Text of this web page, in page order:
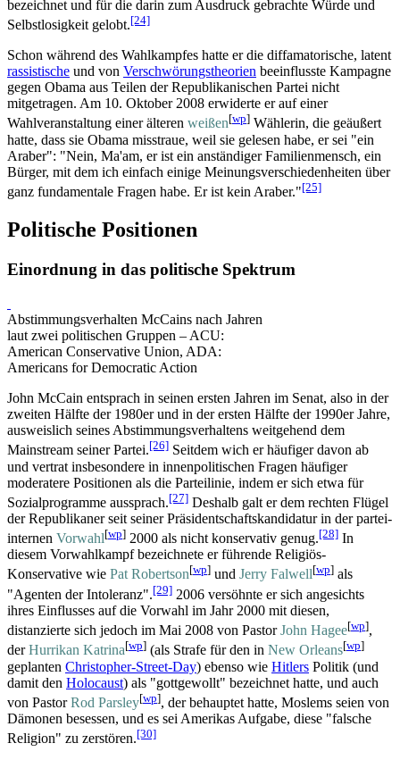
bezeichnet und für die darin zum Ausdruck gebrachte Würde und
Selbstlosigkeit gelobt.[24]
Schon während des Wahlkampfes hatte er die diffamatorische, latent
rassistische und von Verschwörungstheorien beeinflusste Kampagne
gegen Obama aus Teilen der Republikanischen Partei nicht
mitgetragen. Am 10. Oktober 2008 erwiderte er auf einer
Wahlveranstaltung einer älteren weißen[wp] Wählerin, die geäußert
hatte, dass sie Obama misstraue, weil sie gelesen habe, er sei "ein
Araber": "Nein, Ma'am, er ist ein anständiger Familienmensch, ein
Bürger, mit dem ich einfach einige Meinungs­verschiedenheiten über
ganz fundamentale Fragen habe. Er ist kein Araber."[25]
Politische Positionen
Einordnung in das politische Spektrum
Abstimmungsverhalten McCains nach Jahren
laut zwei politischen Gruppen – ACU:
American Conservative Union, ADA:
Americans for Democratic Action
John McCain entsprach in seinen ersten Jahren im Senat, also in der
zweiten Hälfte der 1980er und in der ersten Hälfte der 1990er Jahre,
ausweislich seines Abstimmungs­verhaltens weitgehend dem
Mainstream seiner Partei.[26] Seitdem wich er häufiger davon ab
und vertrat insbesondere in innenpolitischen Fragen häufiger
moderatere Positionen als die Parteilinie, indem er sich etwa für
Sozialprogramme aussprach.[27] Deshalb galt er dem rechten Flügel
der Republikaner seit seiner Präsidentschafts­kandidatur in der partei­
internen Vorwahl[wp] 2000 als nicht konservativ genug.[28] In
diesem Vorwahlkampf bezeichnete er führende Religiös-
Konservative wie Pat Robertson[wp] und Jerry Falwell[wp] als
"Agenten der Intoleranz".[29] 2006 versöhnte er sich angesichts
ihres Einflusses auf die Vorwahl im Jahr 2000 mit diesen,
distanzierte sich jedoch im Mai 2008 von PastorJohn Hagee[wp],
derHurrikan Katrina[wp] (als Strafe für den in New Orleans[wp]
geplanten Christopher-Street-Day) ebenso wie Hitlers Politik (und
damit den Holocaust) als "gottgewollt" bezeichnet hatte, und auch
von PastorRod Parsley[wp], der behauptet hatte, Moslems seien von
Dämonen besessen, und es sei Amerikas Aufgabe, diese "falsche
Religion" zu zerstören.[30]